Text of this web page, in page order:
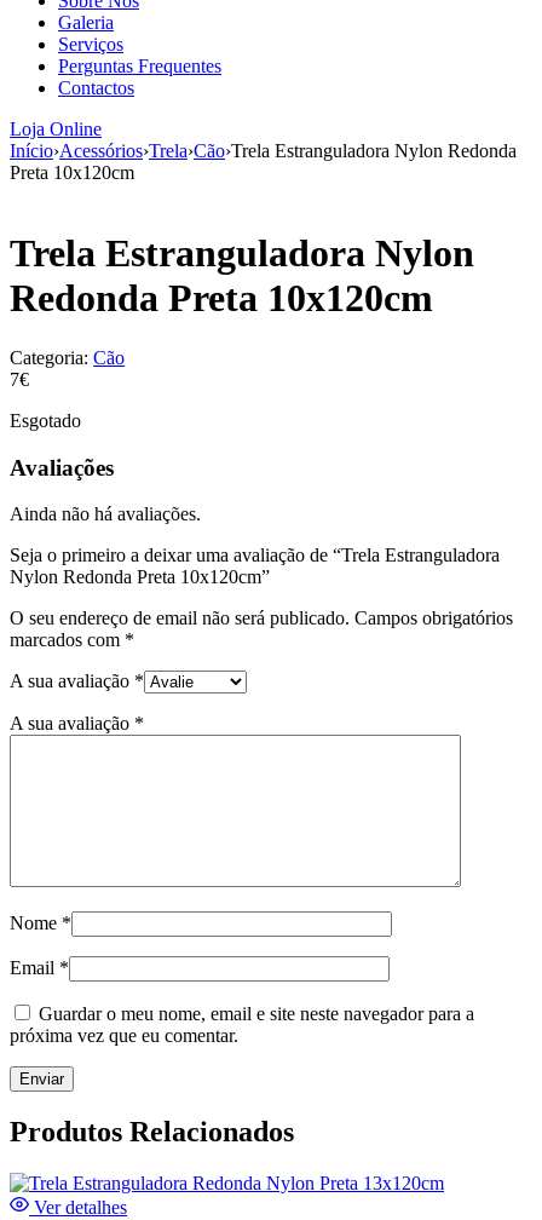
Galeria
Serviços
Perguntas Frequentes
Contactos
Loja Online
Início›Acessórios›Trela›Cão›Trela Estranguladora Nylon Redonda
Preta 10x120cm
Trela Estranguladora Nylon
Redonda Preta 10x120cm
Categoria: Cão
7€
Esgotado
Avaliações
Ainda não há avaliações.
Seja o primeiro a deixar uma avaliação de “Trela Estranguladora
Nylon Redonda Preta 10x120cm”
O seu endereço de email não será publicado. Campos obrigatórios
marcados com *
A sua avaliação *
A sua avaliação *
Nome *
Email *
Guardar o meu nome, email e site neste navegador para a
próxima vez que eu comentar.
Produtos Relacionados
Ver detalhes
aumenta a
probabilidade
de ver
conteúdo e
ofertas